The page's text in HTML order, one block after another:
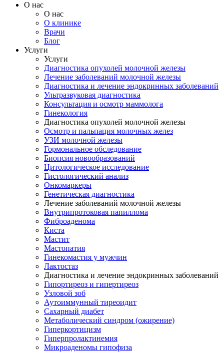
О нас
О нас
О клинике
Врачи
Блог
Услуги
Услуги
Диагностика опухолей молочной железы
Лечение заболеваний молочной железы
Диагностика и лечение эндокринных заболеваний
Ультразвуковая диагностика
Консультация и осмотр маммолога
Гинекология
Диагностика опухолей молочной железы
Осмотр и пальпация молочных желез
УЗИ молочной железы
Гормональное обследование
Биопсия новообразований
Цитологическое исследование
Гистологический анализ
Онкомаркеры
Генетическая диагностика
Лечение заболеваний молочной железы
Внутрипротоковая папиллома
Фиброаденома
Киста
Мастит
Мастопатия
Гинекомастия у мужчин
Лактостаз
Диагностика и лечение эндокринных заболеваний
Гипортиреоз и гипертиреоз
Узловой зоб
Аутоиммунный тиреоидит
Сахарный диабет
Метаболический синдром (ожирение)
Гиперкортицизм
Гиперпролактинемия
Микроаденомы гипофиза